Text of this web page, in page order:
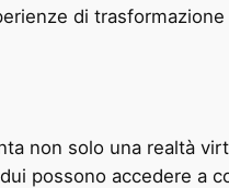
di
non solo una realtà
possono accedere a